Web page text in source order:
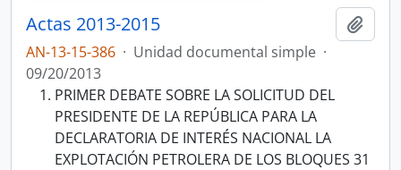
Actas 2013-2015
AN-13-15-386 · Unidad documental simple ·
09/20/2013
PRIMER DEBATE SOBRE LA SOLICITUD DEL
PRESIDENTE DE LA REPÚBLICA PARA LA
DECLARATORIA DE INTERÉS NACIONAL LA
EXPLOTACIÓN PETROLERA DE LOS BLOQUES 31